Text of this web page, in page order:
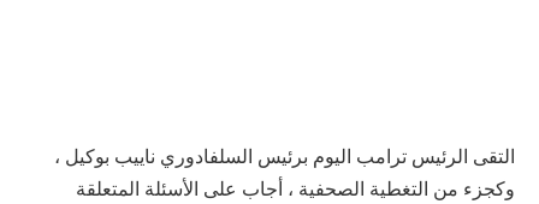
التقى الرئيس ترامب اليوم برئيس السلفادوري ناييب بوكيل ،
وكجزء من التغطية الصحفية ، أجاب على الأسئلة المتعلقة